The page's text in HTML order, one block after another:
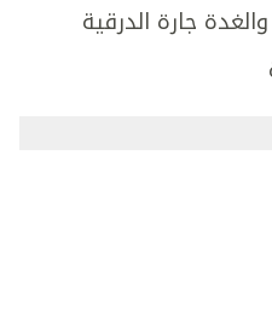
جارة الدرقية